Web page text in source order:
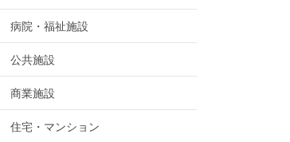
病院・福祉施設
公共施設
商業施設
住宅・マンション